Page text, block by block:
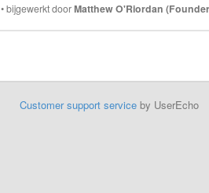
•bijgewerkt doorMatthew O'Riordan
Customer support serviceby UserEcho